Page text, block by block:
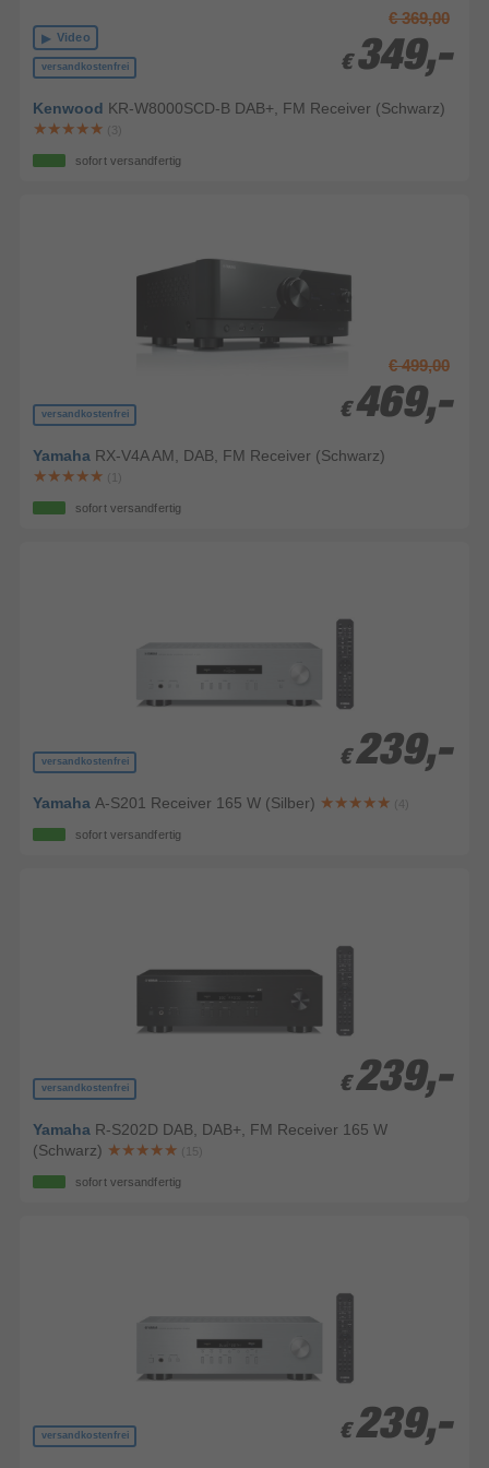
versandkostenfrei
Video
€ 369,00
€ 349,-
€ 349,-
Kenwood KR-W8000SCD-B DAB+, FM Receiver (Schwarz)
(3)
sofort versandfertig
versandkostenfrei
€ 499,00
€ 469,-
€ 469,-
Yamaha RX-V4A AM, DAB, FM Receiver (Schwarz)
(1)
sofort versandfertig
versandkostenfrei € 239,-
€ 239,-
Yamaha A-S201 Receiver 165 W (Silber) (4)
sofort versandfertig
versandkostenfrei € 239,-
€ 239,-
Yamaha R-S202D DAB, DAB+, FM Receiver 165 W
(Schwarz)
(15)
sofort versandfertig
versandkostenfrei € 239,-
€ 239,-